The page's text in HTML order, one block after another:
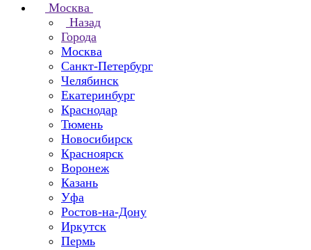
Москва
Назад
Города
Москва
Санкт-Петербург
Челябинск
Екатеринбург
Краснодар
Тюмень
Новосибирск
Красноярск
Воронеж
Казань
Уфа
Ростов-на-Дону
Иркутск
Пермь